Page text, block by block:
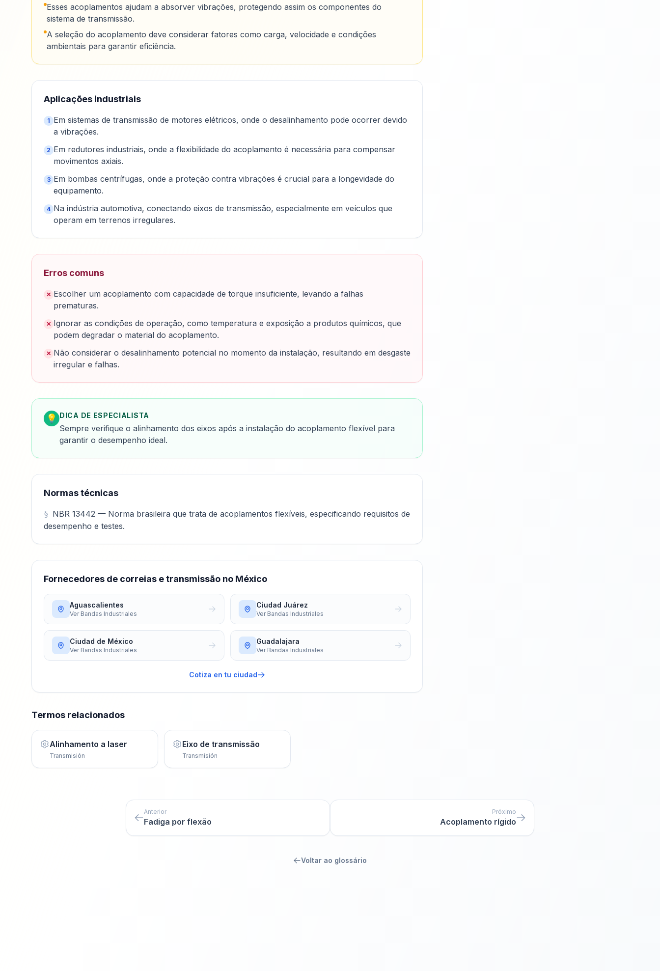
Esses acoplamentos ajudam a absorver vibrações, protegendo assim os componentes do
sistema de transmissão.
A seleção do acoplamento deve considerar fatores como carga, velocidade e condições
ambientais para garantir eficiência.
Aplicações industriais
1 Em sistemas de transmissão de motores elétricos, onde o desalinhamento pode ocorrer devido
a vibrações.
2 Em redutores industriais, onde a flexibilidade do acoplamento é necessária para compensar
movimentos axiais.
3 Em bombas centrífugas, onde a proteção contra vibrações é crucial para a longevidade do
equipamento.
4 Na indústria automotiva, conectando eixos de transmissão, especialmente em veículos que
operam em terrenos irregulares.
Erros comuns
✕ Escolher um acoplamento com capacidade de torque insuficiente, levando a falhas
prematuras.
✕ Ignorar as condições de operação, como temperatura e exposição a produtos químicos, que
podem degradar o material do acoplamento.
✕ Não considerar o desalinhamento potencial no momento da instalação, resultando em desgaste
irregular e falhas.
💡 DICA DE ESPECIALISTA
Sempre verifique o alinhamento dos eixos após a instalação do acoplamento flexível para
garantir o desempenho ideal.
Normas técnicas
NBR 13442 — Norma brasileira que trata de acoplamentos flexíveis, especificando requisitos de
desempenho e testes.
Fornecedores de correias e transmissão no México
Aguascalientes
Ver Bandas Industriales
Ciudad Juárez
Ver Bandas Industriales
Ciudad de México
Ver Bandas Industriales
Guadalajara
Ver Bandas Industriales
Cotiza en tu ciudad
Termos relacionados
Alinhamento a laser
Transmisión
Eixo de transmissão
Transmisión
Anterior
Fadiga por flexão
Próximo
Acoplamento rígido
Voltar ao glossário